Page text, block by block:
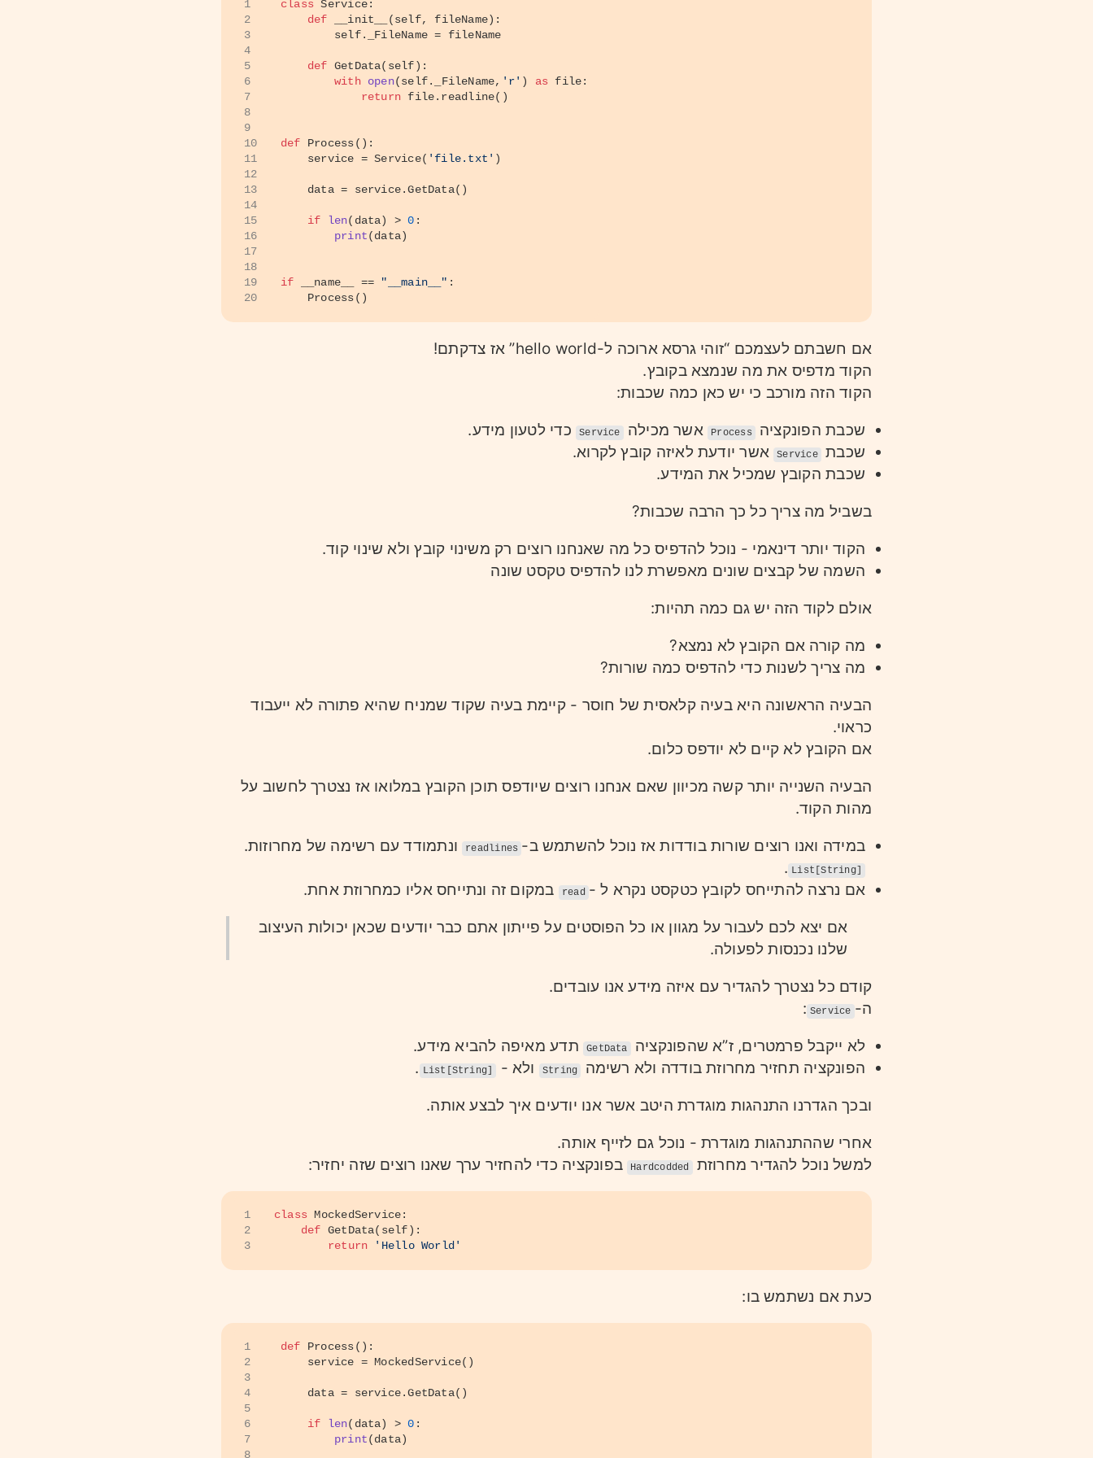
1
2
3
4
5
6
7
8
9
10
11
12
13
14
15
16
17
18
19
20
class Service:
def
__init__ (self, fileName):
self._FileName = fileName
def GetData( self):
with open(self._FileName, 'r' ) as file:
return file.readline()
def Process():
    service = Service(
'file.txt' )
    data = service.GetData()
if len(data) > 0 :
print(data)
if __name__ == "__main__" :
    Process()
אם חשבתם לעצמכם “זוהי גרסא ארוכה ל-hello world” אז צדקתם!
הקוד מדפיס את מה שנמצא בקובץ.
הקוד הזה מורכב כי יש כאן כמה שכבות:
שכבת הפונקציה Process אשר מכילה Service כדי לטעון מידע.
שכבת Service אשר יודעת לאיזה קובץ לקרוא.
שכבת הקובץ שמכיל את המידע.
בשביל מה צריך כל כך הרבה שכבות?
הקוד יותר דינאמי - נוכל להדפיס כל מה שאנחנו רוצים רק משינוי קובץ ולא שינוי קוד.
השמה של קבצים שונים מאפשרת לנו להדפיס טקסט שונה
אולם לקוד הזה יש גם כמה תהיות:
מה קורה אם הקובץ לא נמצא?
מה צריך לשנות כדי להדפיס כמה שורות?
הבעיה הראשונה היא בעיה קלאסית של חוסר - קיימת בעיה שקוד שמניח שהיא פתורה לא ייעבוד
כראוי.
אם הקובץ לא קיים לא יודפס כלום.
הבעיה השנייה יותר קשה מכיוון שאם אנחנו רוצים שיודפס תוכן הקובץ במלואו אז נצטרך לחשוב על
מהות הקוד.
במידה ואנו רוצים שורות בודדות אז נוכל להשתמש ב- readlines ונתמודד עם רשימה של מחרוזות.
List[String]
.
אם נרצה להתייחס לקובץ כטקסט נקרא ל - read
במקום זה ונתייחס אליו כמחרוזת אחת.
אם יצא לכם לעבור על מגוון או כל הפוסטים על פייתון אתם כבר יודעים שכאן יכולות העיצוב
שלנו נכנסות לפעולה.
קודם כל נצטרך להגדיר עם איזה מידע אנו עובדים.
ה- Service
:
לא ייקבל פרמטרים, ז”א שהפונקציה GetData תדע מאיפה להביא מידע.
הפונקציה תחזיר מחרוזת בודדה ולא רשימה
String ולא - List[String]
.
ובכך הגדרנו התנהגות מוגדרת היטב אשר אנו יודעים איך לבצע אותה.
אחרי שההתנהגות מוגדרת - נוכל גם לזייף אותה.
למשל נוכל להגדיר מחרוזת Hardcodded בפונקציה כדי להחזיר ערך שאנו רוצים שזה יחזיר:
1
2
3
class MockedService:
def GetData( self):
return
'Hello World'
כעת אם נשתמש בו:
1
2
3
4
5
6
7
8
def Process():
    service = MockedService()
    data = service.GetData()
if len(data) > 0 :
print(data)